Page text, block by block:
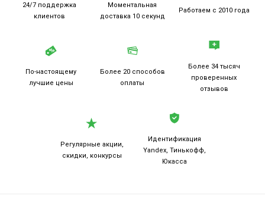
24/7 поддержка
клиентов
Моментальная
доставка 10 секунд
Работаем с 2010 года
По-настоящему
лучшие цены
Более 20 способов
оплаты
Более 34 тысяч
проверенных
отзывов
Регулярные акции,
скидки, конкурсы
Идентификация
Yandex, Тинькофф,
Юкасса